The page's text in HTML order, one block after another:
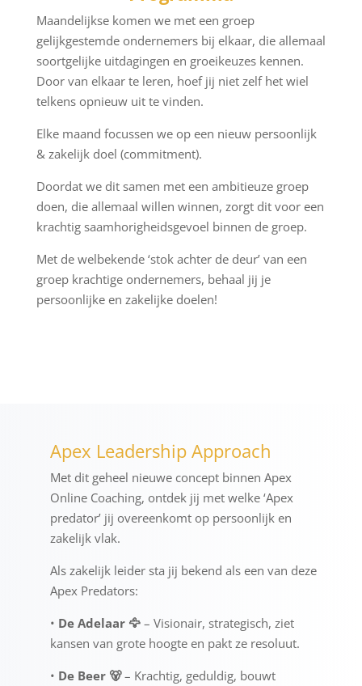
Maandelijksekomen we met een groep
gelijkgestemde ondernemers bij elkaar, dieallemaal
soortgelijke uitdagingen en groeikeuzeskennen.
Door van elkaar te leren, hoef jij niet zelf het wiel
telkens opnieuw uit te vinden.
Elke maand focussen we op een nieuw persoonlijk
& zakelijk doel (commitment).
Doordat we dit samen met een ambitieuze groep
doen, die allemaal willen winnen, zorgt dit voor een
krachtig saamhorigheidsgevoel binnen de groep.
Met de welbekende ‘stok achter de deur’ van een
groep krachtige ondernemers, behaal jij je
persoonlijke en zakelijke doelen!
Apex Leadership Approach
Met dit geheel nieuwe concept binnen Apex
Online Coaching, ontdek jij met welke ‘Apex
predator’ jij overeenkomt op persoonlijk en
zakelijk vlak.
Als zakelijk leider sta jij bekend als een van deze
Apex Predators:
• De Adelaar 🦅– Visionair, strategisch, ziet
kansen van grote hoogte en pakt ze resoluut.
• De Beer 🐻– Krachtig, geduldig, bouwt